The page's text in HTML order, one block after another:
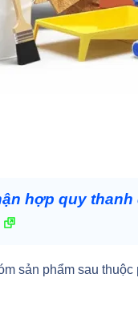
hợp quy thanh
sản phẩm sau thuộc